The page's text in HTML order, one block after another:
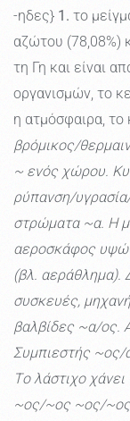
-ηδες} 1. το
αζώτου (78,08%)
τη Γη και είναι
οργανισμών, το
η ατμόσφαιρα, το
βρόμικος/
~ ενός χώρου.
ρύπανση/
στρώματα ~α. Η
αεροσκάφος
(βλ. αεράθλημα).
συσκευές,
βαλβίδες ~α/ος.
Συμπιεστής ~ος/
Tο λάστιχο
~ος/~ος ~ος/